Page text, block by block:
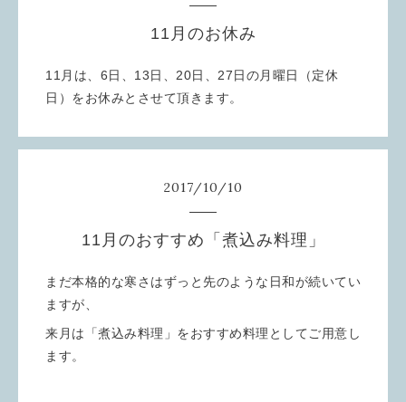
11月のお休み
11月は、6日、13日、20日、27日の月曜日（定休
日）をお休みとさせて頂きます。
2017/10/10
11月のおすすめ「煮込み料理」
まだ本格的な寒さはずっと先のような日和が続いてい
ますが、
来月は「煮込み料理」をおすすめ料理としてご用意し
ます。